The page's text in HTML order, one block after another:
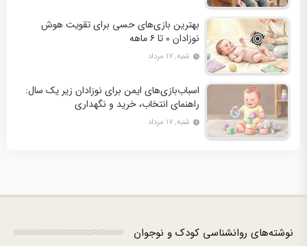
بهترین بازی‌های حسی برای تقویت هوش
نوزادان ۰ تا ۶ ماهه
شنبه, ۱۷ مرداد
اسباب‌بازی‌های ایمن برای نوزادان زیر یک سال:
راهنمای انتخاب، خرید و نگهداری
شنبه, ۱۷ مرداد
نوشته‌های روانشناسی کودک و نوجوان